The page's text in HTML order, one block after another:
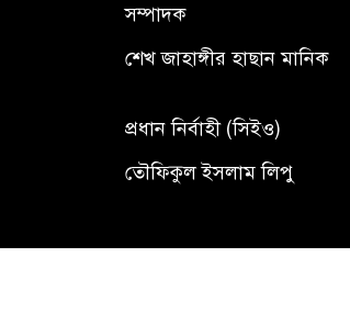
সম্পাদক
শেখ জাহাঙ্গীর হাছান মানিক
প্রধান নির্বাহী (সিইও)
তৌফিকুল ইসলাম লিপু